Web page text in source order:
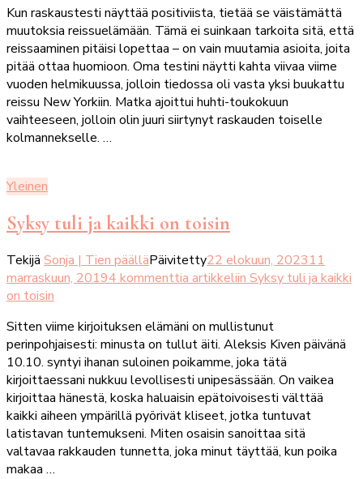
Kun raskaustesti näyttää positiviista, tietää se väistämättä
muutoksia reissuelämään. Tämä ei suinkaan tarkoita sitä, että
reissaaminen pitäisi lopettaa – on vain muutamia asioita, joita
pitää ottaa huomioon. Oma testini näytti kahta viivaa viime
vuoden helmikuussa, jolloin tiedossa oli vasta yksi buukattu
reissu New Yorkiin. Matka ajoittui huhti-toukokuun
vaihteeseen, jolloin olin juuri siirtynyt raskauden toiselle
kolmannekselle. …
Yleinen
Syksy tuli ja kaikki on toisin
Tekijä Sonja | Tien päälläPäivitetty22 elokuun, 202311
marraskuun, 20194 kommenttia artikkeliin Syksy tuli ja kaikki
on toisin
Sitten viime kirjoituksen elämäni on mullistunut
perinpohjaisesti: minusta on tullut äiti. Aleksis Kiven päivänä
10.10. syntyi ihanan suloinen poikamme, joka tätä
kirjoittaessani nukkuu levollisesti unipesässään. On vaikea
kirjoittaa hänestä, koska haluaisin epätoivoisesti välttää
kaikki aiheen ympärillä pyörivät kliseet, jotka tuntuvat
latistavan tuntemukseni. Miten osaisin sanoittaa sitä
valtavaa rakkauden tunnetta, joka minut täyttää, kun poika
makaa …